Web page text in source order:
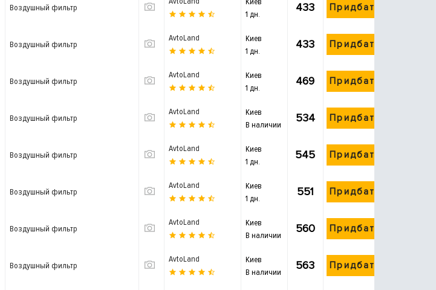
Воздушный фильтр
1 дн.
433 Придбати
Воздушный фильтр
AvtoLand
Киев
1 дн.
433 Придбати
Воздушный фильтр
AvtoLand
Киев
1 дн.
469 Придбати
Воздушный фильтр
AvtoLand
Киев
В наличии
534 Придбати
Воздушный фильтр
AvtoLand
Киев
1 дн.
545 Придбати
Воздушный фильтр
AvtoLand
Киев
1 дн.
551 Придбати
Воздушный фильтр
AvtoLand
Киев
В наличии
560 Придбати
Воздушный фильтр
AvtoLand
Киев
В наличии
563 Придбати